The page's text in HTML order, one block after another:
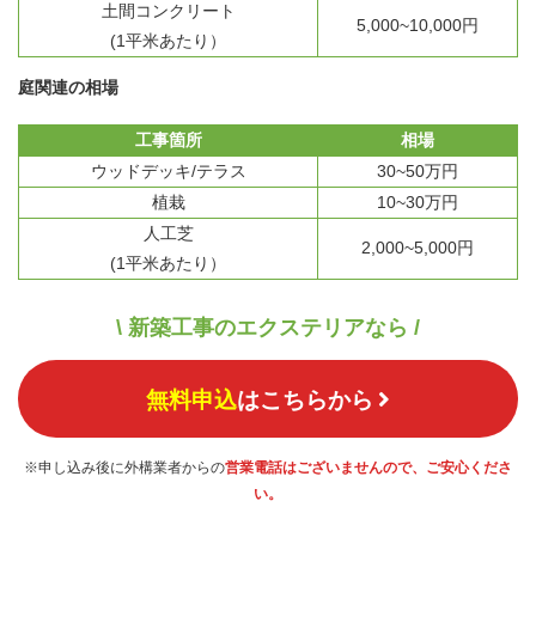
土間コンクリート
(1平米あたり）
5,000~10,000円
庭関連の相場
工事箇所
相場
ウッドデッキ/テラス
30~50万円
植栽
10~30万円
人工芝
(1平米あたり）
2,000~5,000円
\ 新築工事のエクステリアなら /
無料申込はこちらから
※申し込み後に外構業者からの営業電話はございませんので、ご安心くださ
い。